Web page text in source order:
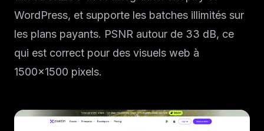
WordPress, et supporte les batches illimités sur
les plans payants. PSNR autour de 33 dB, ce
qui est correct pour des visuels web à
1500×1500 pixels.